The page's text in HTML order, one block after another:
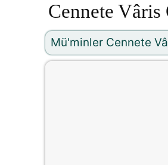
Cennete
Mü'minler Cennete